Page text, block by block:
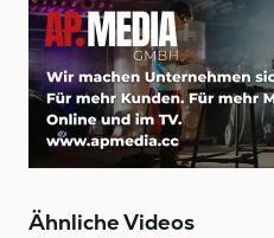
Ähnliche Videos